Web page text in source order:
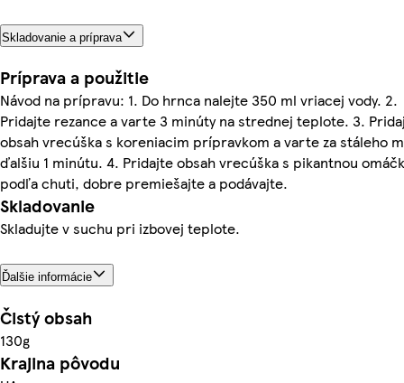
Skladovanie a príprava
Príprava a použitie
Návod na prípravu: 1. Do hrnca nalejte 350 ml vriacej vody. 2.
Pridajte rezance a varte 3 minúty na strednej teplote. 3.
obsah vrecúška s koreniacim prípravkom a varte za stáleho
ďalšiu 1 minútu. 4. Pridajte obsah vrecúška s pikantnou
podľa chuti, dobre premiešajte a podávajte.
Skladovanie
Skladujte v suchu pri izbovej teplote.
Ďalšie informácie
Čistý obsah
130g
Krajina pôvodu